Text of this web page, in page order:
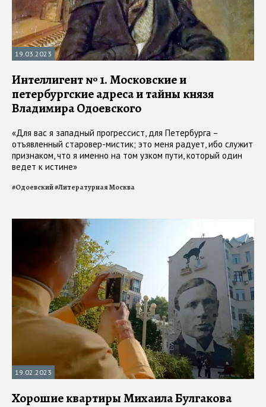
19.03.2023
Интеллигент № 1. Московские и
петербургские адреса и тайны князя
Владимира Одоевского
«Для вас я западный прогрессист, для Петербурга –
отъявленный старовер-мистик; это меня радует, ибо служит
признаком, что я именно на том узком пути, который один
ведет к истине»
#Одоевский#Литературная Москва
19.02.2023
Хорошие квартиры Михаила Булгакова